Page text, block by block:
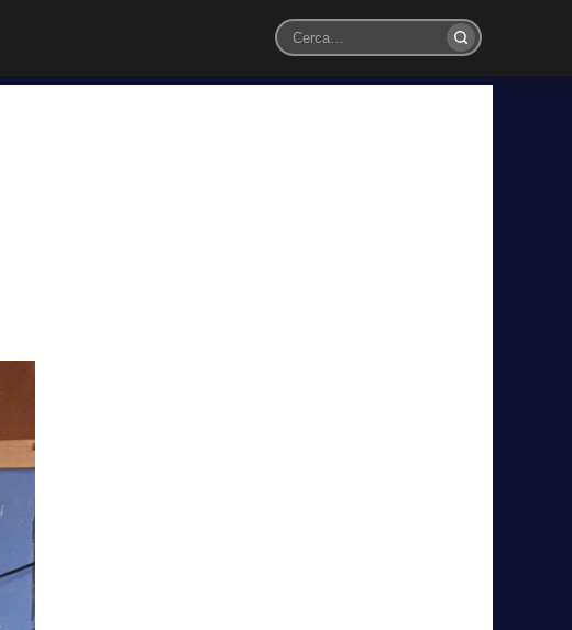
Cerca